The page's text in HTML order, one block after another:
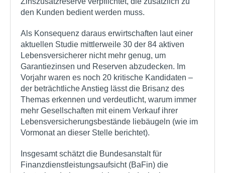
den Kunden bedient werden muss.
Als Konsequenz daraus erwirtschaften laut einer
aktuellen Studie mittlerweile 30 der 84 aktiven
Lebensversicherer nicht mehr genug, um
Garantiezinsen und Reserven abzudecken. Im
Vorjahr waren es noch 20 kritische Kandidaten –
der beträchtliche Anstieg lässt die Brisanz des
Themas erkennen und verdeutlicht, warum immer
mehr Gesellschaften mit einem Verkauf ihrer
Lebensversicherungsbestände liebäugeln (wie im
Vormonat an dieser Stelle berichtet).
Insgesamt schätzt die Bundesanstalt für
Finanzdienstleistungsaufsicht (BaFin) die